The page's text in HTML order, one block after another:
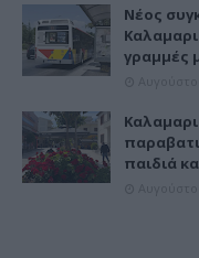
Νέος
γραμμές
παιδιά